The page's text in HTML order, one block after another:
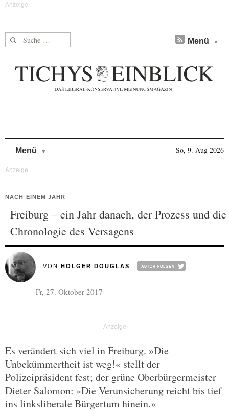
Suche nach: Menü
Menü So, 9. Aug 2026
NACH EINEM JAHR
Freiburg – ein Jahr danach, der Prozess und die
Chronologie des Versagens
VON HOLGER DOUGLAS
Fr, 27. Oktober 2017
Es verändert sich viel in Freiburg. »Die
Unbekümmertheit ist weg!« stellt der
Polizeipräsident fest; der grüne Oberbürgermeister
Dieter Salomon: »Die Verunsicherung reicht bis tief
ins linksliberale Bürgertum hinein.«